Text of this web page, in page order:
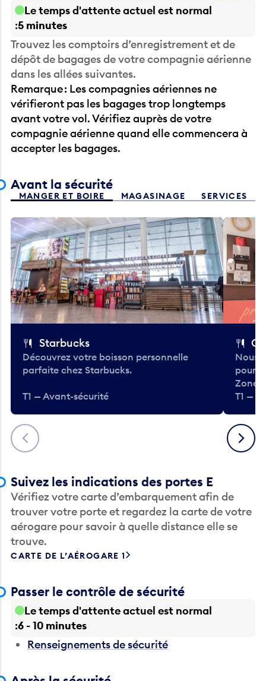
Le temps d'attente actuel est normal
5 minutes
Trouvez les comptoirs d’enregistrement et de
dépôt de bagages de votre compagnie aérienne
dans les allées suivantes.
Remarque : Les compagnies aériennes ne
vérifieront pas les bagages trop longtemps
avant votre vol. Vérifiez auprès de votre
compagnie aérienne quand elle commencera à
accepter les bagages.
Avant la sécurité
MANGER ET BOIRE MAGASINAGE SERVICES
Précédent
Starbucks
Découvrez votre boisson personnelle
parfaite chez Starbucks.
T1 — Avant-sécurité
Nous
pour
Zone.
T1 —
Suivant
Suivez les indications des portes E
Vérifiez votre carte d’embarquement afin de
trouver votre porte et regardez la carte de votre
aérogare pour savoir à quelle distance elle se
trouve.
CARTE DE L’AÉROGARE 1
Passer le contrôle de sécurité
Le temps d'attente actuel est normal
6 - 10 minutes
Renseignements de sécurité